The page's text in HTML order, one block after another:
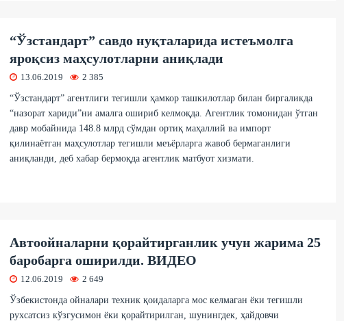
“Ўзстандарт” савдо нуқталарида истеъмолга
яроқсиз маҳсулотларни аниқлади
13.06.2019 2 385
“Ўзстандарт” агентлиги тегишли ҳамкор ташкилотлар билан биргаликда
“назорат хариди”ни амалга ошириб келмоқда. Агентлик томонидан ўтган
давр мобайнида 148.8 млрд сўмдан ортиқ маҳаллий ва импорт
қилинаётган маҳсулотлар тегишли меъёрларга жавоб бермаганлиги
аниқланди, деб хабар бермоқда агентлик матбуот хизмати.
Автоойналарни қорайтирганлик учун жарима 25
баробарга оширилди. ВИДЕО
12.06.2019 2 649
Ўзбекистонда ойналари техник қоидаларга мос келмаган ёки тегишли
рухсатсиз кўзгусимон ёки қорайтирилган, шунингдек, ҳайдовчи